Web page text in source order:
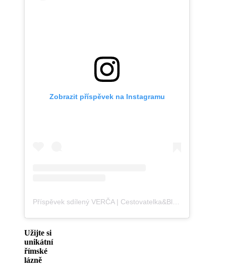
Zobrazit příspěvek na Instagramu
Příspěvek sdílený VERČA | Cestovatelka&Blogerka (@blondontheroad)
Užijte si
unikátní
římské
lázně